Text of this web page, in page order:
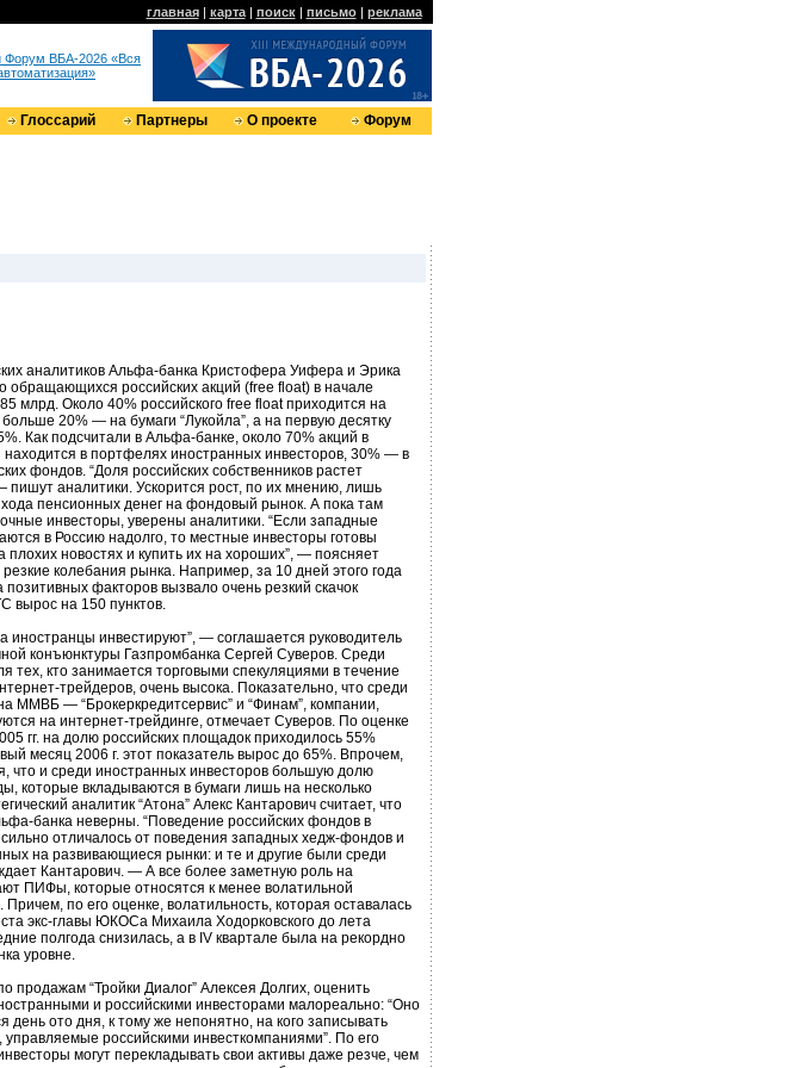
главная| карта| поиск| письмо| реклама
Форум ВБА-2026 «Вся
Глоссарий Партнеры О проекте Форум
аналитиков Альфа-банка Кристофера Уифера и Эрика
обращающихся российских акций (free float) в начале
млрд. Около 40% российского free float приходится на
больше 20% — на бумаги “Лукойла”, а на первую десятку
Как подсчитали в Альфа-банке, около 70% акций в
в портфелях иностранных инвесторов, 30% — в
фондов. “Доля российских собственников растет
пишут аналитики. Ускорится рост, по их мнению, лишь
пенсионных денег на фондовый рынок. А пока там
инвесторы, уверены аналитики. “Если западные
в Россию надолго, то местные инвесторы готовы
плохих новостях и купить их на хороших”, — поясняет
колебания рынка. Например, за 10 дней этого года
позитивных факторов вызвало очень резкий скачок
вырос на 150 пунктов.
а иностранцы инвестируют”, — соглашается руководитель
конъюнктуры Газпромбанка Сергей Суверов. Среди
тех, кто занимается торговыми спекуляциями в течение
трейдеров, очень высока. Показательно, что среди
ММВБ — “Брокеркредитсервис” и “Финам”, компании,
на интернет-трейдинге, отмечает Суверов. По оценке
гг. на долю российских площадок приходилось 55%
месяц 2006 г. этот показатель вырос до 65%. Впрочем,
что и среди иностранных инвесторов большую долю
которые вкладываются в бумаги лишь на несколько
аналитик “Атона” Алекс Кантарович считает, что
банка неверны. “Поведение российских фондов в
отличалось от поведения западных хедж-фондов и
на развивающиеся рынки: и те и другие были среди
Кантарович. — А все более заметную роль на
ПИФы, которые относятся к менее волатильной
Причем, по его оценке, волатильность, которая оставалась
экс-главы ЮКОСа Михаила Ходорковского до лета
полгода снизилась, а в IV квартале была на рекордно
уровне.
продажам “Тройки Диалог” Алексея Долгих, оценить
и российскими инвесторами малореально: “Оно
день ото дня, к тому же непонятно, на кого записывать
управляемые российскими инвесткомпаниями”. По его
могут перекладывать свои активы даже резче, чем